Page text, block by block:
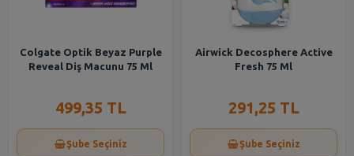
Colgate Optik Beyaz Purple
Reveal Diş Macunu 75 Ml
499,35 TL
Şube Seçiniz
Airwick Decosphere Active
Fresh 75 Ml
291,25 TL
Şube Seçiniz